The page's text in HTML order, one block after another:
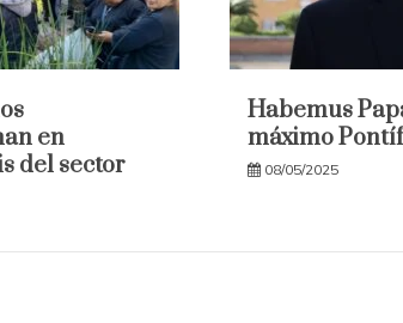
en
del sector
Habemus
máximo
08/05/2025